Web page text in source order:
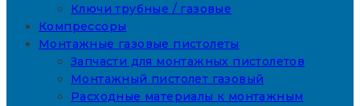
Ключи трубные / газовые
Компрессоры
Монтажные газовые пистолеты
Запчасти для монтажных пистолетов
Монтажный пистолет газовый
Расходные материалы к монтажным